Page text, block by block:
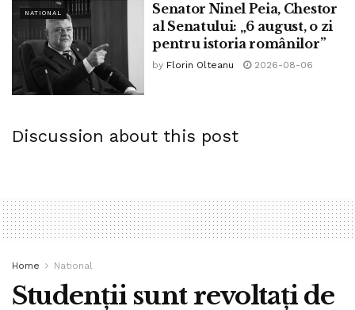
NATIONAL
Senator Ninel Peia, Chestor
al Senatului: „6 august, o zi
pentru istoria românilor”
by Florin Olteanu 2026-08-06
Discussion about this post
Home National
Studenții sunt revoltați de